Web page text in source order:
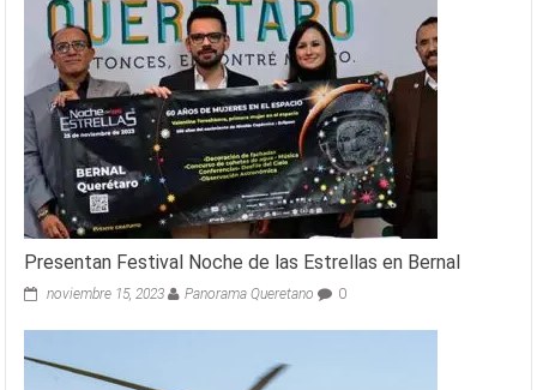
Presentan Festival Noche de las Estrellas en Bernal
noviembre 15, 2023 Panorama Queretano 0